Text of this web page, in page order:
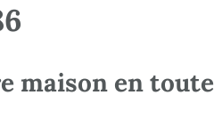
maison en toute